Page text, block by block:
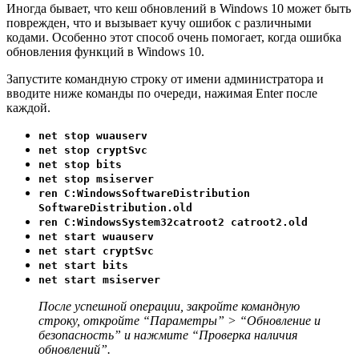
Иногда бывает, что кеш обновлений в Windows 10 может быть
поврежден, что и вызывает кучу ошибок с различными
кодами. Особенно этот способ очень помогает, когда ошибка
обновления функций в Windows 10.
Запустите командную строку от имени администратора и
вводите ниже команды по очереди, нажимая Enter после
каждой.
net stop wuauserv
net stop cryptSvc
net stop bits
net stop msiserver
ren C:WindowsSoftwareDistribution
SoftwareDistribution.old
ren C:WindowsSystem32catroot2 catroot2.old
net start wuauserv
net start cryptSvc
net start bits
net start msiserver
После успешной операции, закройте командную
строку, откройте “Параметры” > “Обновление и
безопасность” и нажмите “Проверка наличия
обновлений”.